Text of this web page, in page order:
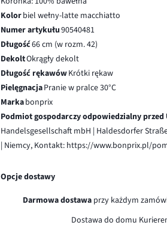
Kolorbiel wełny-latte macchiatto
Numer artykułu90540481
Długość66 cm (w rozm. 42)
DekoltOkrągły dekolt
Długość rękawówKrótki rękaw
PielęgnacjaPranie w pralce 30°C
Markabonprix
Podmiot gospodarczy odpowiedzialny przed
Handelsgesellschaft mbH | Haldesdorfer
| Niemcy, Kontakt: https://www.bonprix.pl/
Opcje dostawy
Darmowa dostawaprzy każdym
Dostawa do domu